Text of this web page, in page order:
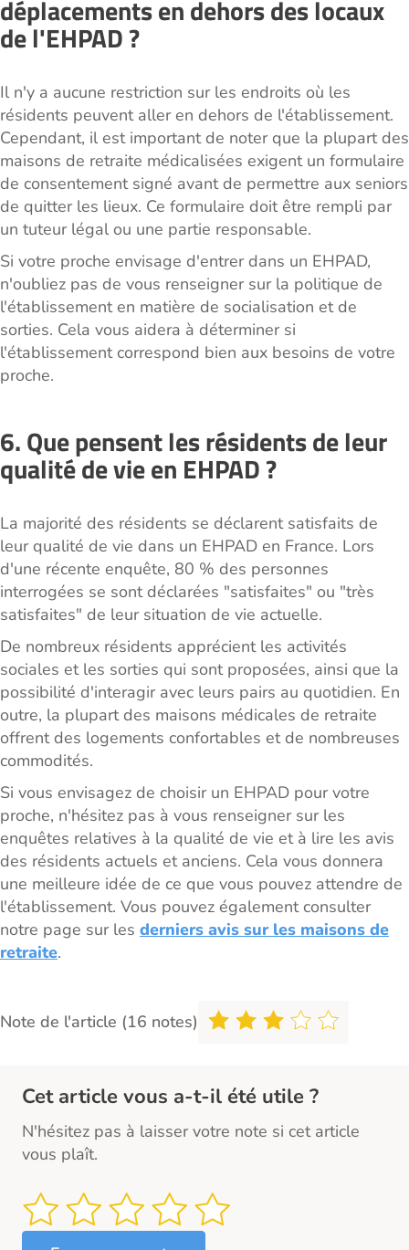
déplacements en dehors des locaux
de l'EHPAD ?
Il n'y a aucune restriction sur les endroits où les
résidents peuvent aller en dehors de l'établissement.
Cependant, il est important de noter que la plupart des
maisons de retraite médicalisées exigent un formulaire
de consentement signé avant de permettre aux seniors
de quitter les lieux. Ce formulaire doit être rempli par
un tuteur légal ou une partie responsable.
Si votre proche envisage d'entrer dans un EHPAD,
n'oubliez pas de vous renseigner sur la politique de
l'établissement en matière de socialisation et de
sorties. Cela vous aidera à déterminer si
l'établissement correspond bien aux besoins de votre
proche.
6. Que pensent les résidents de leur
qualité de vie en EHPAD ?
La majorité des résidents se déclarent satisfaits de
leur qualité de vie dans un EHPAD en France. Lors
d'une récente enquête, 80 % des personnes
interrogées se sont déclarées "satisfaites" ou "très
satisfaites" de leur situation de vie actuelle.
De nombreux résidents apprécient les activités
sociales et les sorties qui sont proposées, ainsi que la
possibilité d'interagir avec leurs pairs au quotidien. En
outre, la plupart des maisons médicales de retraite
offrent des logements confortables et de nombreuses
commodités.
Si vous envisagez de choisir un EHPAD pour votre
proche, n'hésitez pas à vous renseigner sur les
enquêtes relatives à la qualité de vie et à lire les avis
des résidents actuels et anciens. Cela vous donnera
une meilleure idée de ce que vous pouvez attendre de
l'établissement. Vous pouvez également consulter
notre page sur les derniers avis sur les maisons de
retraite.
Note de l'article (16 notes)
Cet article vous a-t-il été utile ?
N'hésitez pas à laisser votre note si cet article
vous plaît.